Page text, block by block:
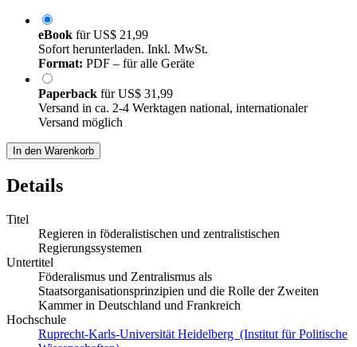
eBook fürUS$ 21,99
Sofort herunterladen. Inkl. MwSt.
Format: PDF – für alle Geräte
Paperback fürUS$ 31,99
Versand in ca. 2-4 Werktagen national, internationaler
Versand möglich
In den Warenkorb
Details
Titel
Regieren in föderalistischen und zentralistischen
Regierungssystemen
Untertitel
Föderalismus und Zentralismus als
Staatsorganisationsprinzipien und die Rolle der Zweiten
Kammer in Deutschland und Frankreich
Hochschule
Ruprecht-Karls-Universität Heidelberg (Institut für Politische